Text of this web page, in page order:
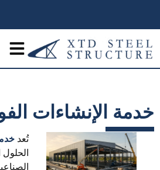
خدمة الإنشاءات
تُعد
الحلول